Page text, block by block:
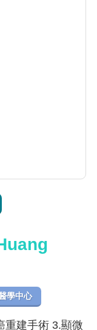
學中心
重建手術 3.顯微